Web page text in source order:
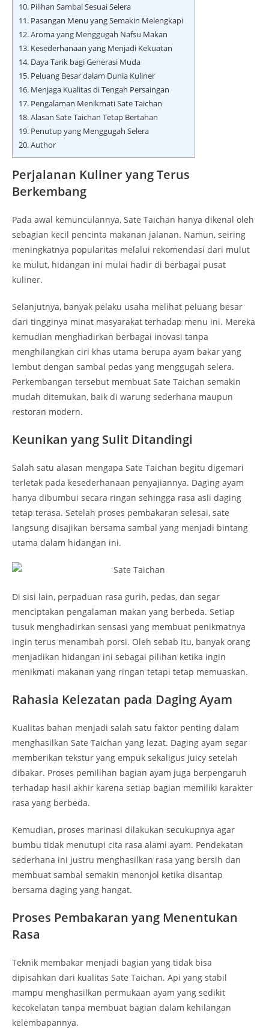
10. Pilihan Sambal Sesuai Selera
11. Pasangan Menu yang Semakin Melengkapi
12.Aroma yang Menggugah Nafsu Makan
13. Kesederhanaan yang Menjadi Kekuatan
14. Daya Tarik bagi Generasi Muda
15. Peluang Besar dalam Dunia Kuliner
16. Menjaga Kualitas di Tengah Persaingan
17. Pengalaman Menikmati Sate Taichan
18.Alasan Sate Taichan Tetap Bertahan
19. Penutup yang Menggugah Selera
20.Author
Perjalanan Kuliner yang Terus
Berkembang
Pada awal kemunculannya, Sate Taichan hanya dikenal oleh
sebagian kecil pencinta makanan jalanan. Namun, seiring
meningkatnya popularitas melalui rekomendasi dari mulut
ke mulut, hidangan ini mulai hadir di berbagai pusat
kuliner.
Selanjutnya, banyak pelaku usaha melihat peluang besar
dari tingginya minat masyarakat terhadap menu ini. Mereka
kemudian menghadirkan berbagai inovasi tanpa
menghilangkan ciri khas utama berupa ayam bakar yang
lembut dengan sambal pedas yang menggugah selera.
Perkembangan tersebut membuat Sate Taichan semakin
mudah ditemukan, baik di warung sederhana maupun
restoran modern.
Keunikan yang Sulit Ditandingi
Salah satu alasan mengapa Sate Taichan begitu digemari
terletak pada kesederhanaan penyajiannya. Daging ayam
hanya dibumbui secara ringan sehingga rasa asli daging
tetap terasa. Setelah proses pembakaran selesai, sate
langsung disajikan bersama sambal yang menjadi bintang
utama dalam hidangan ini.
Di sisi lain, perpaduan rasa gurih, pedas, dan segar
menciptakan pengalaman makan yang berbeda. Setiap
tusuk menghadirkan sensasi yang membuat penikmatnya
ingin terus menambah porsi. Oleh sebab itu, banyak orang
menjadikan hidangan ini sebagai pilihan ketika ingin
menikmati makanan yang ringan tetapi tetap memuaskan.
Rahasia Kelezatan pada Daging Ayam
Kualitas bahan menjadi salah satu faktor penting dalam
menghasilkan Sate Taichan yang lezat. Daging ayam segar
memberikan tekstur yang empuk sekaligus juicy setelah
dibakar. Proses pemilihan bagian ayam juga berpengaruh
terhadap hasil akhir karena setiap bagian memiliki karakter
rasa yang berbeda.
Kemudian, proses marinasi dilakukan secukupnya agar
bumbu tidak menutupi cita rasa alami ayam. Pendekatan
sederhana ini justru menghasilkan rasa yang bersih dan
membuat sambal semakin menonjol ketika disantap
bersama daging yang hangat.
Proses Pembakaran yang Menentukan
Rasa
Teknik membakar menjadi bagian yang tidak bisa
dipisahkan dari kualitas Sate Taichan. Api yang stabil
mampu menghasilkan permukaan ayam yang sedikit
kecokelatan tanpa membuat bagian dalam kehilangan
kelembapannya.